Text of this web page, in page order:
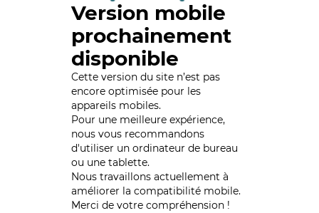
Version mobile
prochainement
disponible
Cette version du site n’est pas
encore optimisée pour les
appareils mobiles.
Pour une meilleure expérience,
nous vous recommandons
d'utiliser un ordinateur de bureau
ou une tablette.
Nous travaillons actuellement à
améliorer la compatibilité mobile.
Merci de votre compréhension !